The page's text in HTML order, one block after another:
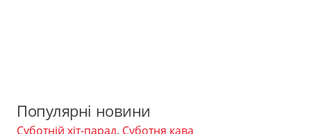
Популярні новини
Суботній хіт-парад, Суботня кава